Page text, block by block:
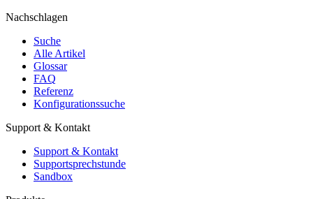
Nachschlagen
Suche
Alle Artikel
Glossar
FAQ
Referenz
Konfigurationssuche
Support & Kontakt
Support & Kontakt
Supportsprechstunde
Sandbox